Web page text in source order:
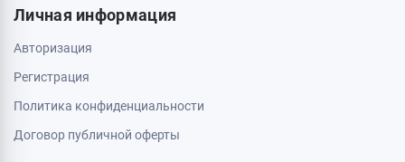
Личная информация
Авторизация
Регистрация
Политика конфиденциальности
Договор публичной оферты